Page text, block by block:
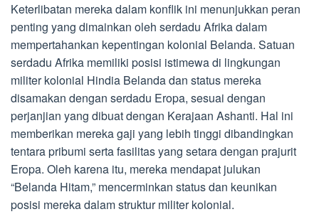
Keterlibatan mereka dalam konflik ini menunjukkan peran
penting yang dimainkan oleh serdadu Afrika dalam
mempertahankan kepentingan kolonial Belanda. Satuan
serdadu Afrika memiliki posisi istimewa di lingkungan
militer kolonial Hindia Belanda dan status mereka
disamakan dengan serdadu Eropa, sesuai dengan
perjanjian yang dibuat dengan Kerajaan Ashanti. Hal ini
memberikan mereka gaji yang lebih tinggi dibandingkan
tentara pribumi serta fasilitas yang setara dengan prajurit
Eropa. Oleh karena itu, mereka mendapat julukan
“Belanda Hitam,” mencerminkan status dan keunikan
posisi mereka dalam struktur militer kolonial.